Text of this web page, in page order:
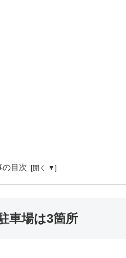
の目次
車場は3箇所